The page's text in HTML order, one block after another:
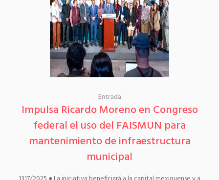
Entrada
Impulsa Ricardo Moreno en Congreso
federal el uso del FAISMUN para
mantenimiento de infraestructura
municipal